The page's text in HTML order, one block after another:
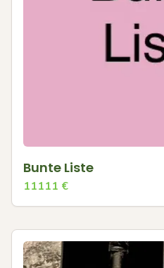
Bunte Liste
11111 €